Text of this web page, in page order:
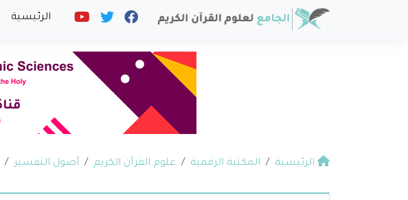
الرئيسية
الرئيسية المكتبة الرقمية علوم القرآن الكريم أصول التفسير